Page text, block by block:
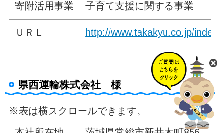
寄附活用事業 子育て支援に関する事業
ＵＲＬ http://www.takakyu.co.jp/
県西運輸株式会社 様
※表は横スクロールできます。